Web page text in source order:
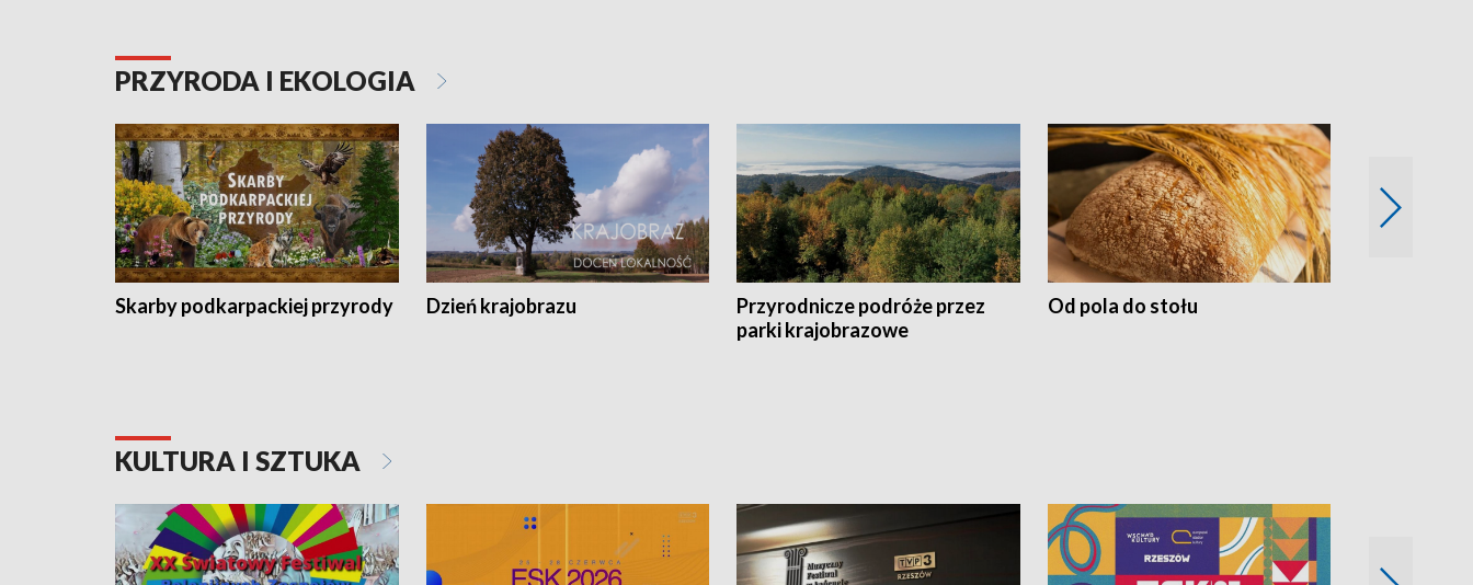
PRZYRODA I EKOLOGIA
Skarby podkarpackiej przyrody Dzień krajobrazu
Przyrodnicze podróże przez
parki krajobrazowe
Od pola do stołu
KULTURA I SZTUKA